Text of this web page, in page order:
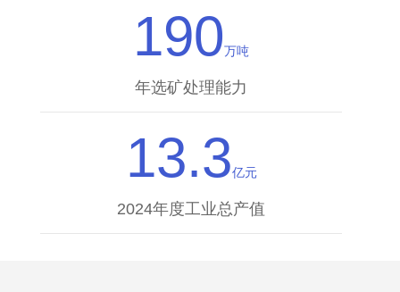
190万吨
年选矿处理能力
13.3亿元
2024年度工业总产值